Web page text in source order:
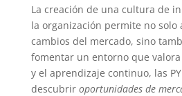
La creación de una cultura de
la organización permite no solo
cambios del mercado, sino
fomentar un entorno que
y el aprendizaje continuo, las
descubrir oportunidades de